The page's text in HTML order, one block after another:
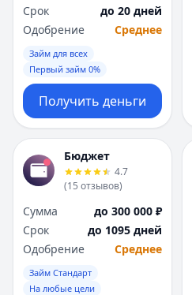
Срок
до 20 дней
Одобрение
Среднее
Займ для всех
Первый займ 0%
Получить деньги
Бюджет
4.7
(15 отзывов)
Сумма
до 300 000 ₽
Срок
до 1095 дней
Одобрение
Среднее
Займ Стандарт
На любые цели